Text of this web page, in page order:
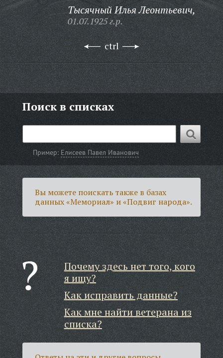
Тысячный Илья Леонтьевич,
01.07.1925 г.р.
ctrl
Поиск в списках
Пример: Елисеев Павел Иванович
Вы можете поискать также в базах
данных «Мемориал» и «Подвиг народа».
Почему здесь нет того, кого
я ищу?
Как исправить данные?
Как мне найти ветерана из
списка?